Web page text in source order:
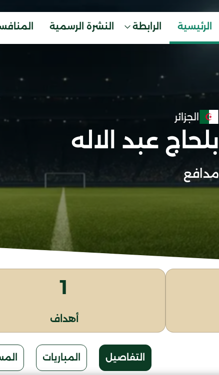
الرئيسية الرابطة النشرة الرسمية
الجزائر
بلحاج عبد الاله
مدافع
1
أهداف
التفاصيل المباريات